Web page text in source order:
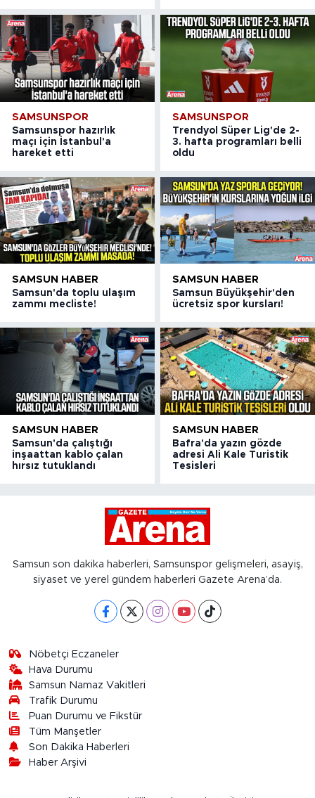
SAMSUNSPOR
Samsunspor hazırlık
maçı için İstanbul'a
hareket etti
SAMSUNSPOR
Trendyol Süper Lig'de 2-
3. hafta programları belli
oldu
SAMSUN HABER
Samsun'da toplu ulaşım
zammı mecliste!
SAMSUN HABER
Samsun Büyükşehir'den
ücretsiz spor kursları!
SAMSUN HABER
Samsun'da çalıştığı
inşaattan kablo çalan
hırsız tutuklandı
SAMSUN HABER
Bafra'da yazın gözde
adresi Ali Kale Turistik
Tesisleri
Samsun son dakika haberleri, Samsunspor gelişmeleri, asayiş,
siyaset ve yerel gündem haberleri Gazete Arena’da.
Nöbetçi Eczaneler
Hava Durumu
Samsun Namaz Vakitleri
Trafik Durumu
Puan Durumu ve Fikstür
Tüm Manşetler
Son Dakika Haberleri
Haber Arşivi